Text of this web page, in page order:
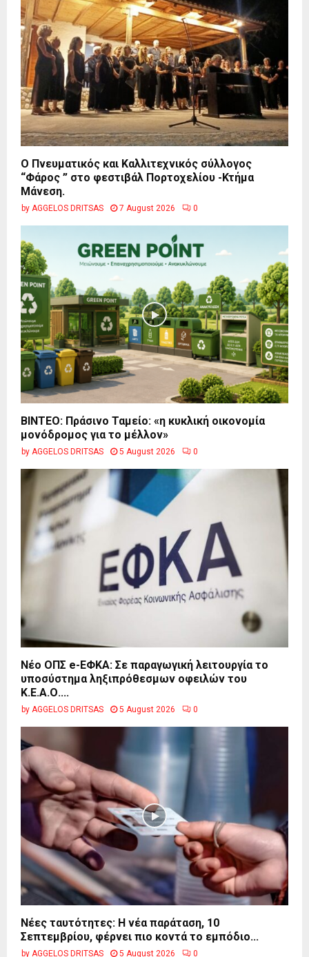
Ο Πνευματικός και Καλλιτεχνικός σύλλογος
“Φάρος ” στο φεστιβάλ Πορτοχελίου -Κτήμα
Μάνεση.
by AGGELOS DRITSAS 7 August 2026 0
BINTEO: Πράσινο Ταμείο: «η κυκλική οικονομία
μονόδρομος για το μέλλον»
by AGGELOS DRITSAS 5 August 2026 0
Νέο ΟΠΣ e-ΕΦΚΑ: Σε παραγωγική λειτουργία το
υποσύστημα ληξιπρόθεσμων οφειλών του
Κ.Ε.Α.Ο....
by AGGELOS DRITSAS 5 August 2026 0
Νέες ταυτότητες: Η νέα παράταση, 10
Σεπτεμβρίου, φέρνει πιο κοντά το εμπόδιο...
by AGGELOS DRITSAS 5 August 2026 0